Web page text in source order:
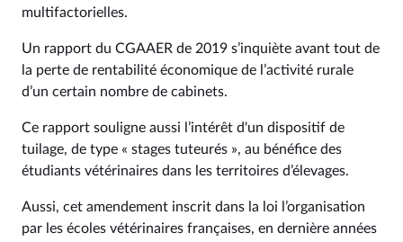
multifactorielles.
Un rapport du CGAAER de 2019 s’inquiète avant tout de
la perte de rentabilité économique de l’activité rurale
d’un certain nombre de cabinets.
Ce rapport souligne aussi l’intérêt d'un dispositif de
tuilage, de type « stages tuteurés », au bénéfice des
étudiants vétérinaires dans les territoires d’élevages.
Aussi, cet amendement inscrit dans la loi l’organisation
par les écoles vétérinaires françaises, en dernière années